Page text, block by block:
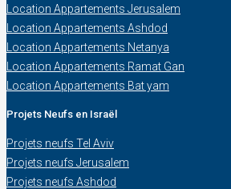
Location Appartements Jerusalem
Location Appartements Ashdod
Location Appartements Netanya
Location Appartements Ramat Gan
Location Appartements Bat yam
Projets Neufs en Israël
Projets neufs Tel Aviv
Projets neufs Jerusalem
Projets neufs Ashdod